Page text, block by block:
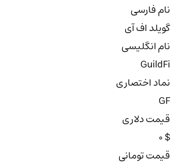
نام فارسی
گویلد اف آی
نام انگلیسی
GuildFi
نماد اختصاری
GF
قیمت دلاری
0 $
قیمت تومانی